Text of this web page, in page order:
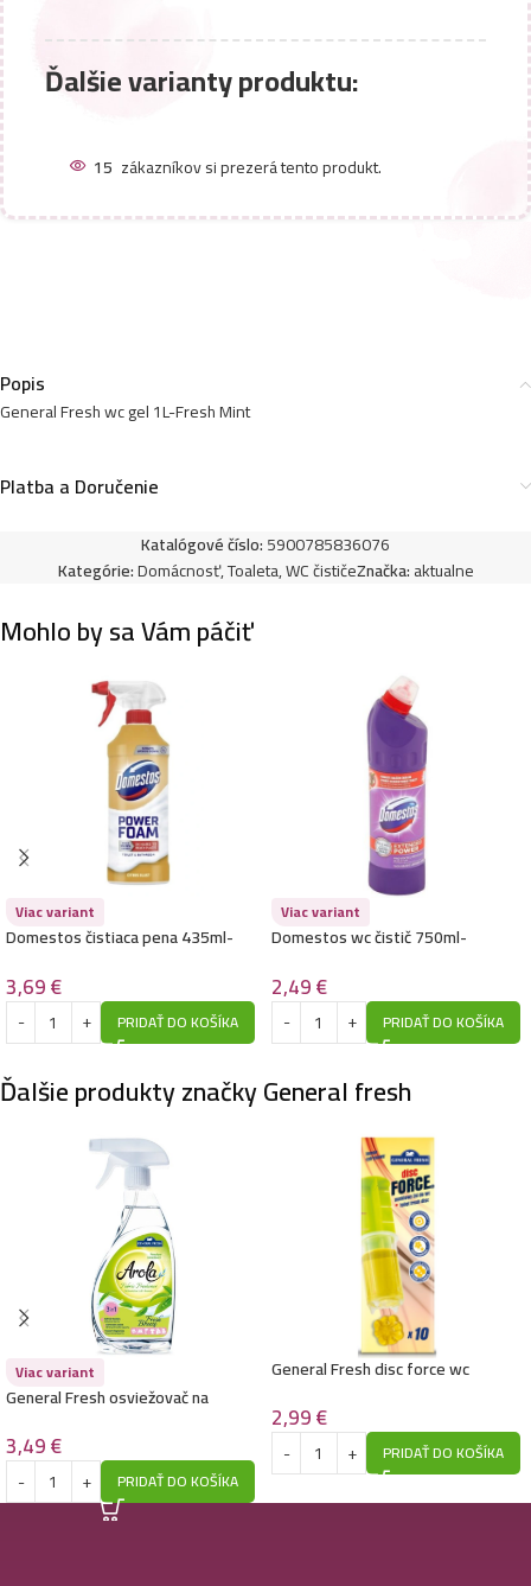
Ďalšie varianty produktu:
15 zákazníkov si prezerá tento produkt.
Popis
General Fresh wc gel 1L-Fresh Mint
Platba a Doručenie
Katalógové číslo:5900785836076
Kategórie:Domácnosť,Toaleta,WC čističeZnačka:aktualne
Mohlo by sa Vám páčiť
Viac variant
Domestos čistiaca pena 435ml-
3,69€
PRIDAŤ DO KOŠÍKA
Viac variant
Domestos wc čistič 750ml-
2,49€
PRIDAŤ DO KOŠÍKA
Ďalšie produkty značky General fresh
Viac variant
General Fresh osviežovač na
3,49€
PRIDAŤ DO KOŠÍKA
General Fresh disc force wc
2,99€
PRIDAŤ DO KOŠÍKA